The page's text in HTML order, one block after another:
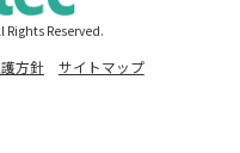
Reserved.
方針 サイトマップ